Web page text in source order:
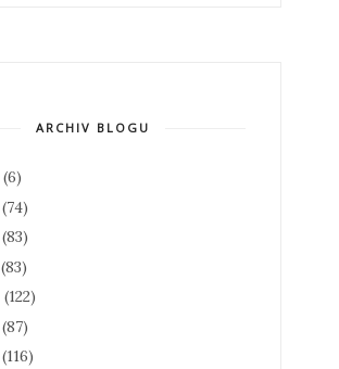
ARCHIV BLOGU
(6)
(74)
(83)
(83)
(122)
(87)
(116)